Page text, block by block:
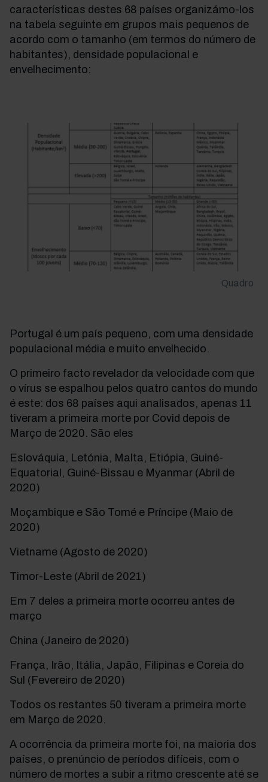
características destes 68 países organizámo-los
na tabela seguinte em grupos mais pequenos de
acordo com o tamanho (em termos do número de
habitantes), densidade populacional e
envelhecimento:
Quadro
Portugal é um país pequeno, com uma densidade
populacional média e muito envelhecido.
O primeiro facto revelador da velocidade com que
o vírus se espalhou pelos quatro cantos do mundo
é este: dos 68 países aqui analisados, apenas 11
tiveram a primeira morte por Covid depois de
Março de 2020. São eles
Eslováquia, Letónia, Malta, Etiópia, Guiné-
Equatorial, Guiné-Bissau e Myanmar (Abril de
2020)
Moçambique e São Tomé e Príncipe (Maio de
2020)
Vietname (Agosto de 2020)
Timor-Leste (Abril de 2021)
Em 7 deles a primeira morte ocorreu antes de
março
China (Janeiro de 2020)
França, Irão, Itália, Japão, Filipinas e Coreia do
Sul (Fevereiro de 2020)
Todos os restantes 50 tiveram a primeira morte
em Março de 2020.
A ocorrência da primeira morte foi, na maioria dos
países, o prenúncio de períodos difíceis, com o
número de mortes a subir a ritmo crescente até se